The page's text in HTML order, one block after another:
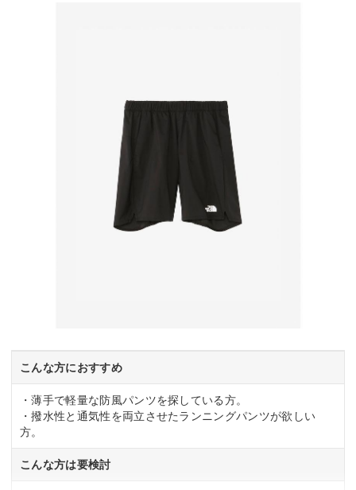
こんな方におすすめ
・薄手で軽量な防風パンツを探している方。
・撥水性と通気性を両立させたランニングパンツが欲しい
方。
こんな方は要検討